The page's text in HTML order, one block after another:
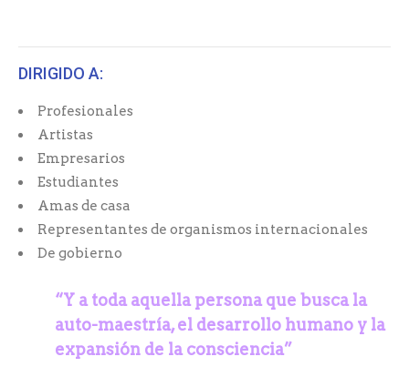
DIRIGIDO A:
Profesionales
Artistas
Empresarios
Estudiantes
Amas de casa
Representantes de organismos internacionales
De gobierno
“Y a toda aquella persona que busca la
auto-maestría,el desarrollo humano y la
expansión de la consciencia”